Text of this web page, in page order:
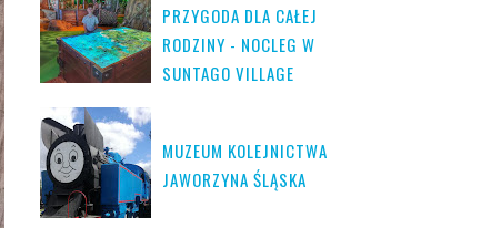
PRZYGODA DLA CAŁEJ
RODZINY - NOCLEG W
SUNTAGO VILLAGE
MUZEUM KOLEJNICTWA
JAWORZYNA ŚLĄSKA